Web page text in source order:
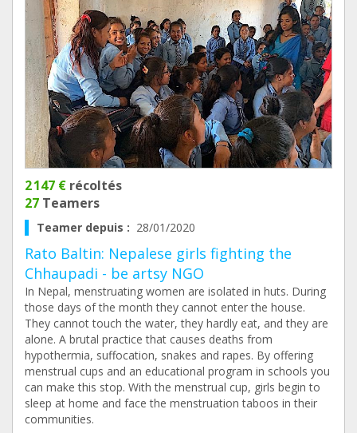
2 147 € récoltés
27 Teamers
Teamer depuis : 28/01/2020
Rato Baltin: Nepalese girls fighting the
Chhaupadi - be artsy NGO
In Nepal, menstruating women are isolated in huts. During
those days of the month they cannot enter the house.
They cannot touch the water, they hardly eat, and they are
alone. A brutal practice that causes deaths from
hypothermia, suffocation, snakes and rapes. By offering
menstrual cups and an educational program in schools you
can make this stop. With the menstrual cup, girls begin to
sleep at home and face the menstruation taboos in their
communities.